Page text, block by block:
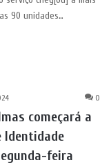
90 unidades…
0
começará a
Identidade
feira